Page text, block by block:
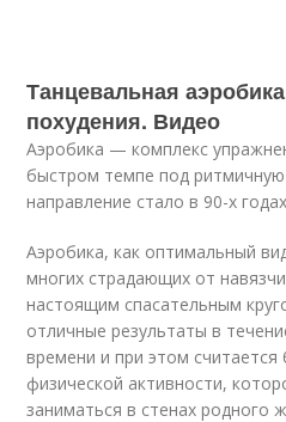
Танцевальная
похудения. Видео
Аэробика — комплекс
быстром темпе под
направление стало в 90-х
Аэробика, как оптимальный
многих страдающих от
настоящим спасательным
отличные результаты в
времени и при этом
физической активности,
заниматься в стенах родного